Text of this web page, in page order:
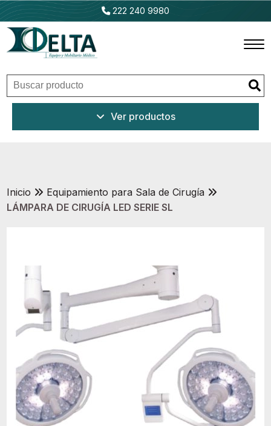
222 240 9980
Inicio
Outlet
Contacto
Ver productos
Inicio
Equipamiento para Sala de Cirugía
LÁMPARA DE CIRUGÍA LED SERIE SL